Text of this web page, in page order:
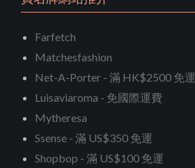
Farfetch
Matchesfashion
Net-A-Porter - 滿 HK$2500 免運
Luisaviaroma - 免國際運費
Mytheresa
Ssense - 滿 US$350 免運
Shopbop - 滿 US$100 免運